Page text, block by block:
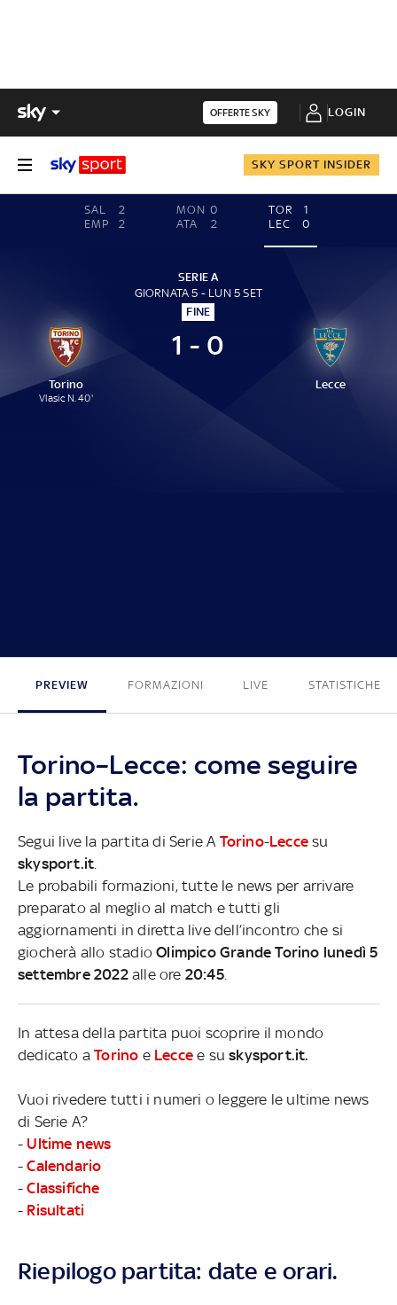
OFFERTE SKY LOGIN
SKY SPORT INSIDER
SAL
2
EMP
2
MON 0
ATA
2
TOR
1
LEC
0
SERIE A
GIORNATA 5 - LUN 5 SET
FINE
Torino
Vlasic N. 40'
1 - 0
Lecce
PREVIEW FORMAZIONI LIVE STATISTICHE
Torino–Lecce: come seguire
la partita.
Segui live la partita di Serie A Torino-Lecce su
skysport.it
Le probabili formazioni, tutte le news per arrivare
preparato al meglio al match e tutti gli
aggiornamenti in diretta live dell’incontro che si
giocherà allo stadioOlimpico Grande Torino lunedì 5
settembre 2022alle ore 20:45.
In attesa della partita puoi scoprire il mondo
dedicato aTorino e Lecce e suskysport.it.
Vuoi rivedere tutti i numeri o leggere le ultime news
di Serie A?
- Ultime news
-Calendario
-Classifiche
- Risultati
Riepilogo partita: date e orari.